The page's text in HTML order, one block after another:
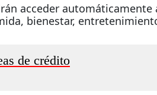
acceder
bienestar,
de crédito